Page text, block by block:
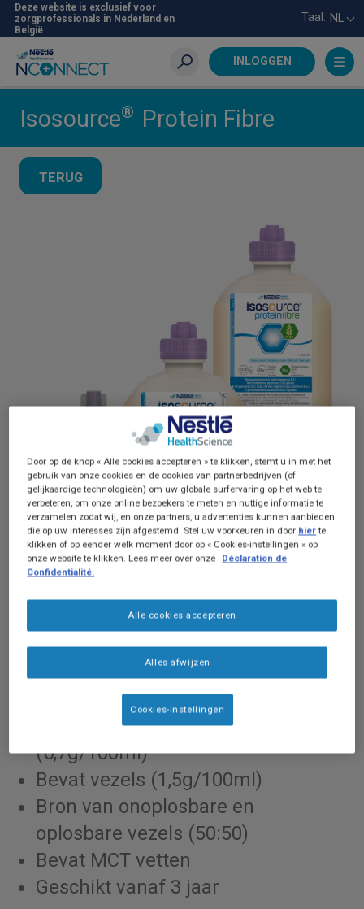
Skip
main
content
Deze website is exclusief voor
zorgprofessionals in Nederland en
België
Taal: NL
INLOGGEN
Zoeken
Isosource® Protein Fibre
TERUG
Isosource® Protein Fibreis een energie- en
eiwitrijke medische sondevoeding bij (risico op)
Geschikt om zowel als volledige of
aanvullende voeding te gebruiken
Verhoogde energiebehoefte
(1,3kcal/ml)
Verhoogde eiwitbehoefte
(6,7g/100ml)
Bevat vezels (1,5g/100ml)
Bron van onoplosbare en
oplosbare vezels (50:50)
Bevat MCT vetten
Geschikt vanaf 3 jaar
Door op de knop « Alle cookies accepteren » te klikken, stemt u in met het
gebruik van onze cookies en de cookies van partnerbedrijven (of
gelijkaardige technologieën) om uw globale surfervaring op het web te
verbeteren, om onze online bezoekers te meten en nuttige informatie te
verzamelen zodat wij, en onze partners, u advertenties kunnen aanbieden
die op uw interesses zijn afgestemd. Stel uw voorkeuren in door hier te
klikken of op eender welk moment door op « Cookies-instellingen » op
onze website te klikken. Lees meer over onze
Déclaration de
Confidentialité.
Alles afwijzen
Alle cookies accepteren
Cookies-instellingen